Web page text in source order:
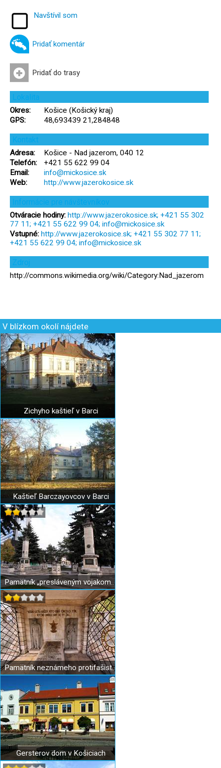
Navštívil som
Pridať komentár
Pridať do trasy
Lokalita
Okres:
Košice (Košický kraj)
GPS:
48,693439 21,284848
Kontakt
Adresa:
Košice - Nad jazerom, 040 12
Telefón:
+421 55 622 99 04
Email:
info@mickosice.sk
Web:
http://www.jazerokosice.sk
Informácie pre návštevníkov
Otváracie hodiny: http://www.jazerokosice.sk; +421 55 302
77 11; +421 55 622 99 04; info@mickosice.sk
Vstupné: http://www.jazerokosice.sk; +421 55 302 77 11;
+421 55 622 99 04; info@mickosice.sk
Zdroj
http://commons.wikimedia.org/wiki/Category:Nad_jazerom
V blízkom okolí nájdete
Zichyho kaštieľ v Barci
Kaštieľ Barczayovcov v Barci
Pamätník „presláveným vojakom Červenej armády“ v Košiciach
Pamätník neznámeho protifašistického bojovníka
Gersterov dom v Košiciach